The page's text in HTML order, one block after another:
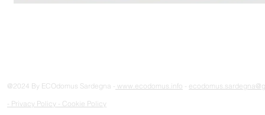
@2024 By ECOdomus Sardegna - www.ecodomus.info
Privacy Policy Cookie Policy